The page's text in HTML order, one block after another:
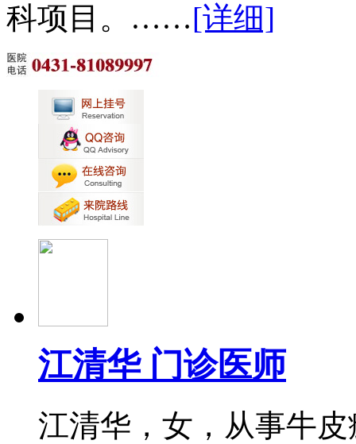
科项目。……[详细]
江清华 门诊医师
江清华，女，从事牛